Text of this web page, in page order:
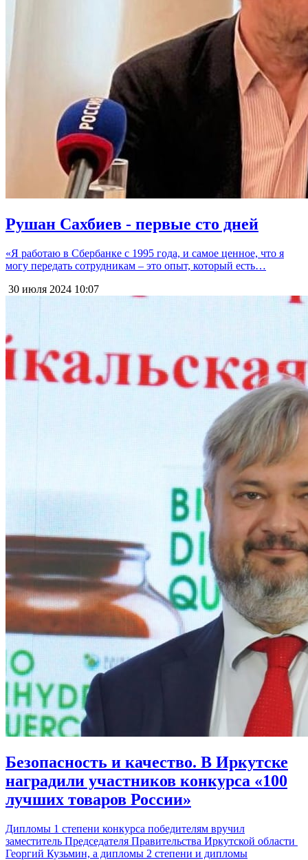
Рушан Сахбиев - первые сто дней
«Я работаю в Сбербанке с 1995 года, и самое ценное, что я
могу передать сотрудникам – это опыт, который есть…
30 июля 2024 10:07
Безопасность и качество. В Иркутске
наградили участников конкурса «100
лучших товаров России»
Дипломы 1 степени конкурса победителям вручил
заместитель Председателя Правительства Иркутской области
Георгий Кузьмин, а дипломы 2 степени и дипломы